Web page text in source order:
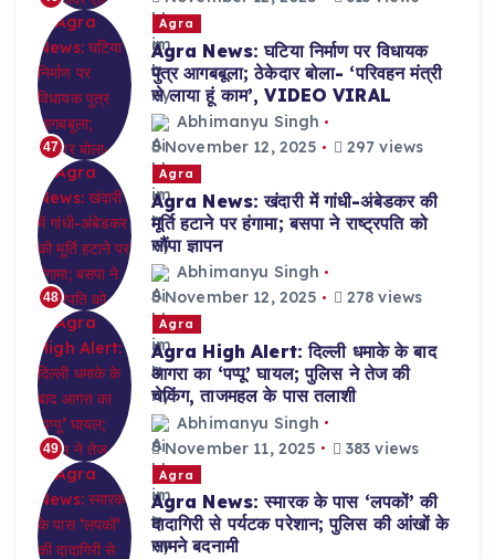
47
Agra
Agra News: घटिया निर्माण पर विधायक
पुत्र आगबबूला; ठेकेदार बोला- ‘परिवहन मंत्री
से लाया हूं काम’, VIDEO VIRAL
Abhimanyu Singh
November 12, 2025
297 views
48
Agra
Agra News: खंदारी में गांधी-अंबेडकर की
मूर्ति हटाने पर हंगामा; बसपा ने राष्ट्रपति को
सौंपा ज्ञापन
Abhimanyu Singh
November 12, 2025
278 views
49
Agra
Agra High Alert: दिल्ली धमाके के बाद
आगरा का ‘पप्पू’ घायल; पुलिस ने तेज की
चेकिंग, ताजमहल के पास तलाशी
Abhimanyu Singh
November 11, 2025
383 views
Agra
Agra News: स्मारक के पास ‘लपकों’ की
दादागिरी से पर्यटक परेशान; पुलिस की आंखों के
सामने बदनामी